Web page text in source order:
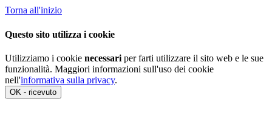
Torna all'inizio
Questo sito utilizza i cookie
Utilizziamo i cookie necessari per farti utilizzare il sito web e le sue
funzionalità. Maggiori informazioni sull'uso dei cookie
nell'informativa sulla privacy.
OK - ricevuto